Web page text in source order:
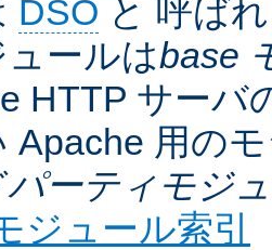
DSO と 呼ば
ールはbase
HTTP サーバ
Apache 用の
パーティモジ
ジュール索引